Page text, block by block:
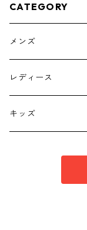
CATEGORY
メンズ
トップス
ボトムス
レディース
トップス
キッズ